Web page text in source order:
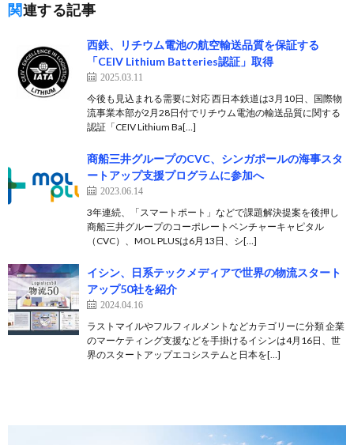
関連する記事
西鉄、リチウム電池の航空輸送品質を保証する
「CEIV Lithium Batteries認証」取得
2025.03.11
今後も見込まれる需要に対応 西日本鉄道は3月10日、国際物
流事業本部が2月28日付でリチウム電池の輸送品質に関する
認証「CEIV Lithium Ba[…]
商船三井グループのCVC、シンガポールの海事スタ
ートアップ支援プログラムに参加へ
2023.06.14
3年連続、「スマートポート」などで課題解決提案を後押し
商船三井グループのコーポレートベンチャーキャピタル
（CVC）、MOL PLUSは6月13日、シ[…]
イシン、日系テックメディアで世界の物流スタート
アップ50社を紹介
2024.04.16
ラストマイルやフルフィルメントなどカテゴリーに分類 企業
のマーケティング支援などを手掛けるイシンは4月16日、世
界のスタートアップエコシステムと日本を[…]